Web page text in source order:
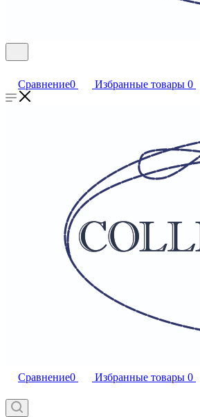
Сравнение0 Избранные товары 0
Сравнение0 Избранные товары 0